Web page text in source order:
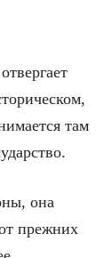
там
она
прежних